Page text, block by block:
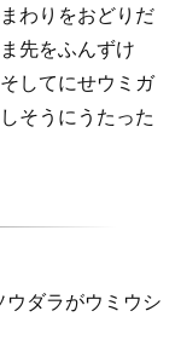
わりをおどりだ
先をふんずけ
してにせウミガ
そうにうたった
ウダラがウミウシ